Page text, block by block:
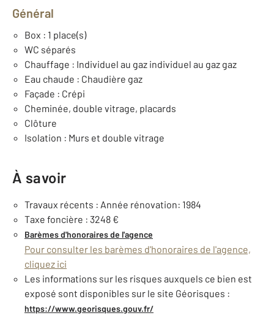
Général
Box : 1 place(s)
WC séparés
Chauffage : Individuel au gaz individuel au gaz gaz
Eau chaude : Chaudière gaz
Façade : Crépi
Cheminée, double vitrage, placards
Clôture
Isolation : Murs et double vitrage
À savoir
Travaux récents : Année rénovation: 1984
Taxe foncière : 3248 €
Barèmes d'honoraires de l'agence
Pour consulter les barèmes d'honoraires de l'agence,
cliquez ici
Les informations sur les risques auxquels ce bien est
exposé sont disponibles sur le site Géorisques :
https://www.georisques.gouv.fr/